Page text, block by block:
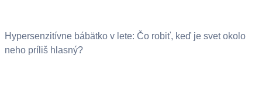
Hypersenzitívne bábätko v lete: Čo robiť, keď je svet okolo
neho príliš hlasný?